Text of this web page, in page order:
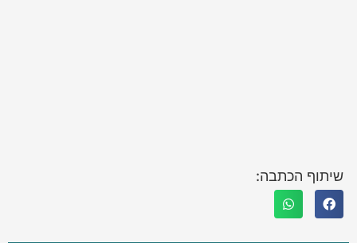
שיתוף הכתבה: